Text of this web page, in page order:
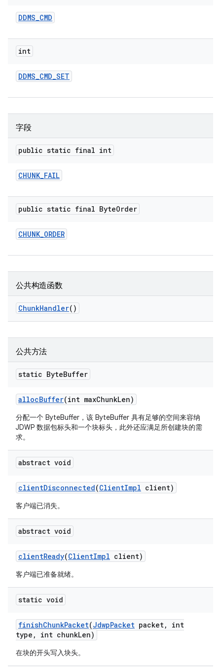
DDMS_CMD
int
DDMS_CMD_SET
字段
public static final int
CHUNK_FAIL
public static final ByteOrder
CHUNK_ORDER
公共构造函数
ChunkHandler()
公共方法
static ByteBuffer
allocBuffer(int maxChunkLen)
分配一个 ByteBuffer，该 ByteBuffer 具有足够的空间来容纳
JDWP 数据包标头和一个块标头，此外还应满足所创建块的需
求。
abstract void
clientDisconnected(ClientImpl client)
客户端已消失。
abstract void
clientReady(ClientImpl client)
客户端已准备就绪。
static void
finishChunkPacket(JdwpPacket packet,
int
type , int chunkLen)
在块的开头写入块头。